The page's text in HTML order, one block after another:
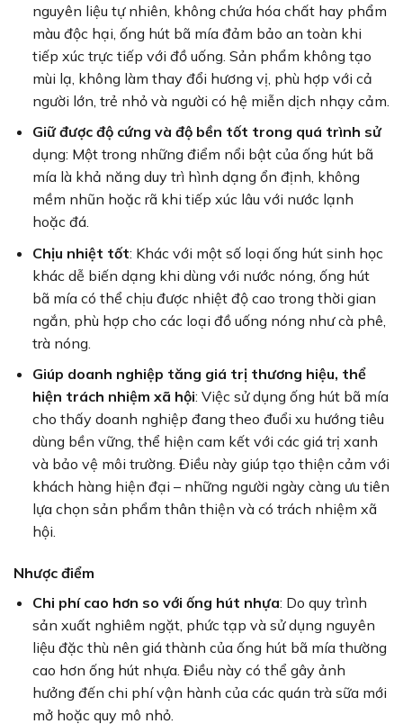
nguyên liệu tự nhiên, không chứa hóa chất hay phẩm
màu độc hại, ống hút bã mía đảm bảo an toàn khi
tiếp xúc trực tiếp với đồ uống. Sản phẩm không tạo
mùi lạ, không làm thay đổi hương vị, phù hợp với cả
người lớn, trẻ nhỏ và người có hệ miễn dịch nhạy cảm.
Giữ được độ cứng và độ bền tốt trong quá trình sử
dụng: Một trong những điểm nổi bật của ống hút bã
mía là khả năng duy trì hình dạng ổn định, không
mềm nhũn hoặc rã khi tiếp xúc lâu với nước lạnh
hoặc đá.
Chịu nhiệt tốt: Khác với một số loại ống hút sinh học
khác dễ biến dạng khi dùng với nước nóng, ống hút
bã mía có thể chịu được nhiệt độ cao trong thời gian
ngắn, phù hợp cho các loại đồ uống nóng như cà phê,
trà nóng.
Giúp doanh nghiệp tăng giá trị thương hiệu, thể
hiện trách nhiệm xã hội: Việc sử dụng ống hút bã mía
cho thấy doanh nghiệp đang theo đuổi xu hướng tiêu
dùng bền vững, thể hiện cam kết với các giá trị xanh
và bảo vệ môi trường. Điều này giúp tạo thiện cảm với
khách hàng hiện đại – những người ngày càng ưu tiên
lựa chọn sản phẩm thân thiện và có trách nhiệm xã
hội.
Nhược điểm
Chi phí cao hơn so với ống hút nhựa: Do quy trình
sản xuất nghiêm ngặt, phức tạp và sử dụng nguyên
liệu đặc thù nên giá thành của ống hút bã mía thường
cao hơn ống hút nhựa. Điều này có thể gây ảnh
hưởng đến chi phí vận hành của các quán trà sữa mới
mở hoặc quy mô nhỏ.